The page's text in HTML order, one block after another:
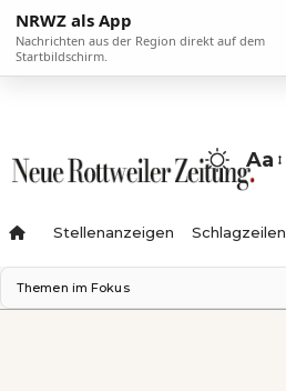
NRWZ als App
Nachrichten aus der Region direkt auf dem
Startbildschirm.
Aa
Stellenanzeigen Schlagzeilen
Themen im Fokus